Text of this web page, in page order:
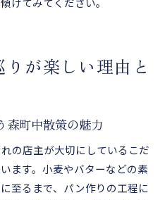
けてみてください。
が楽しい理由と
森町中散策の魅力
の店主が大切にしているこだ
ます。小麦やバターなどの素
至るまで、パン作りの工程に